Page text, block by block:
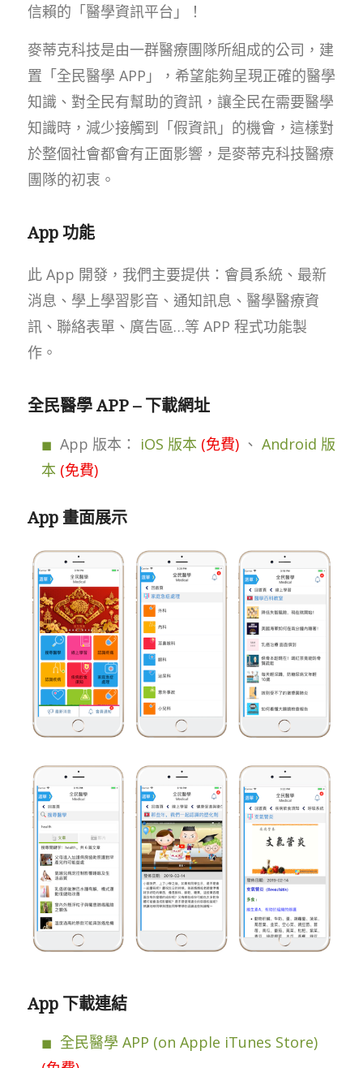
信賴的「醫學資訊平台」！
麥蒂克科技是由一群醫療團隊所組成的公司，建
置「全民醫學 APP」，希望能夠呈現正確的醫學
知識、對全民有幫助的資訊，讓全民在需要醫學
知識時，減少接觸到「假資訊」的機會，這樣對
於整個社會都會有正面影響，是麥蒂克科技醫療
團隊的初衷。
App 功能
此 App 開發，我們主要提供：會員系統、最新
消息、學上學習影音、通知訊息、醫學醫療資
訊、聯絡表單、廣告區…等 APP 程式功能製
作。
全民醫學 APP – 下載網址
App 版本： iOS 版本 (免費)、 Android 版
本 (免費)
App 畫面展示
App 下載連結
全民醫學 APP (on Apple iTunes Store)